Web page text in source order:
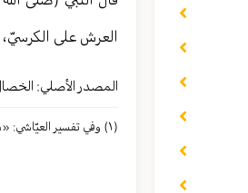
العرش على
المصدر الأصلي:
(١) وفي تفسیر العیّاشي: «ما السماوات السبع والأرضون السبع في الكرسيّ». راجع: تفسير العيّاشي، ج١، ص١٣٧.